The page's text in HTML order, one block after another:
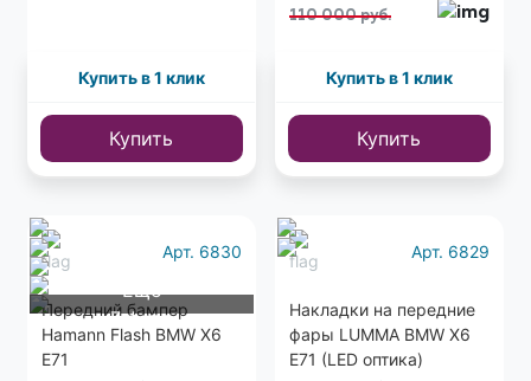
Купить в 1 клик
Купить
110 000 руб.
Купить в 1 клик
Купить
Еще
7 фото
Арт. 6830
Передний бампер
Hamann Flash BMW X6
E71
Арт. 6829
Накладки на передние
фары LUMMA BMW X6
E71 (LED оптика)